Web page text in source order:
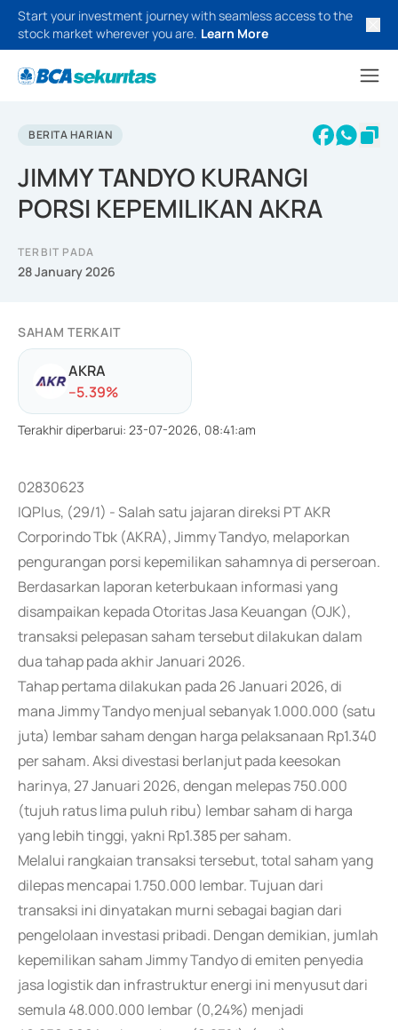
Start your investment journey with seamless access to the
stock market wherever you are. Learn More
BERITA HARIAN
JIMMY TANDYO KURANGI
PORSI KEPEMILIKAN AKRA
TERBIT PADA
28 January 2026
SAHAM TERKAIT
AKRA
--5.39%
Terakhir diperbarui: 23-07-2026, 08:41:am
02830623
IQPlus, (29/1) - Salah satu jajaran direksi PT AKR
Corporindo Tbk (AKRA), Jimmy Tandyo, melaporkan
pengurangan porsi kepemilikan sahamnya di perseroan.
Berdasarkan laporan keterbukaan informasi yang
disampaikan kepada Otoritas Jasa Keuangan (OJK),
transaksi pelepasan saham tersebut dilakukan dalam
dua tahap pada akhir Januari 2026.
Tahap pertama dilakukan pada 26 Januari 2026, di
mana Jimmy Tandyo menjual sebanyak 1.000.000 (satu
juta) lembar saham dengan harga pelaksanaan Rp1.340
per saham. Aksi divestasi berlanjut pada keesokan
harinya, 27 Januari 2026, dengan melepas 750.000
(tujuh ratus lima puluh ribu) lembar saham di harga
yang lebih tinggi, yakni Rp1.385 per saham.
Melalui rangkaian transaksi tersebut, total saham yang
dilepas mencapai 1.750.000 lembar. Tujuan dari
transaksi ini dinyatakan murni sebagai bagian dari
pengelolaan investasi pribadi. Dengan demikian, jumlah
kepemilikan saham Jimmy Tandyo di emiten penyedia
jasa logistik dan infrastruktur energi ini menyusut dari
semula 48.000.000 lembar (0,24%) menjadi